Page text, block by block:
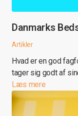
Danmarks
Artikler
Hvad er en god
tager sig godt af
Læs mere